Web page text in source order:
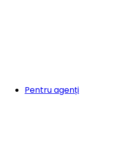
Pentru agenți